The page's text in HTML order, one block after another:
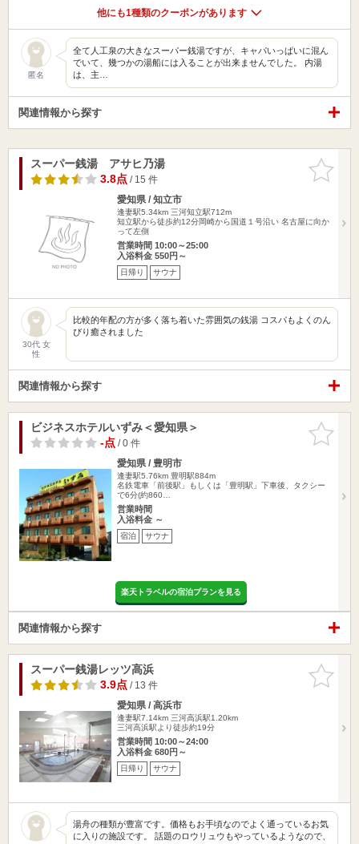
他にも1種類のクーポンがあります
匿名
全て人工泉の大きなスーパー銭湯ですが、キャパいっぱいに混ん
でいて、幾つかの湯船には入ることが出来ませんでした。 内湯
は、主…
関連情報から探す
お気に入
りに追加
スーパー銭湯 アサヒ乃湯
3.8点/ 15 件
愛知県 / 知立市
逢妻駅5.34km 三河知立駅712m
知立駅から徒歩約12分岡崎から国道１号沿い 名古屋に向か
って左側
営業時間 10:00～25:00
入浴料金 550円～
日帰り サウナ
30代 女
性
比較的年配の方が多く落ち着いた雰囲気の銭湯 コスパもよくのん
びり癒されました
関連情報から探す
お気に入
りに追加
ビジネスホテルいずみ＜愛知県＞
-点/ 0 件
愛知県 / 豊明市
逢妻駅5.76km 豊明駅884m
名鉄電車「前後駅」もしくは「豊明駅」下車後、タクシー
で6分(約860…
営業時間
入浴料金 ～
宿泊 サウナ
楽天トラベルの宿泊プランを見る
関連情報から探す
お気に入
りに追加
スーパー銭湯レッツ高浜
3.9点/ 13 件
愛知県 / 高浜市
逢妻駅7.14km 三河高浜駅1.20km
三河高浜駅より徒歩約19分
営業時間 10:00～24:00
入浴料金 680円～
日帰り サウナ
湯舟の種類が豊富です。価格もお手頃なのでよく通っているお気
に入りの施設です。 話題のロウリュウもやっているようなので、